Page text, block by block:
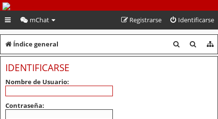
PeruVoley.com
mChat Identificarse
Registrarse
Índice general
u
u
IDENTIFICARSE
Nombre de Usuario:
Contraseña: